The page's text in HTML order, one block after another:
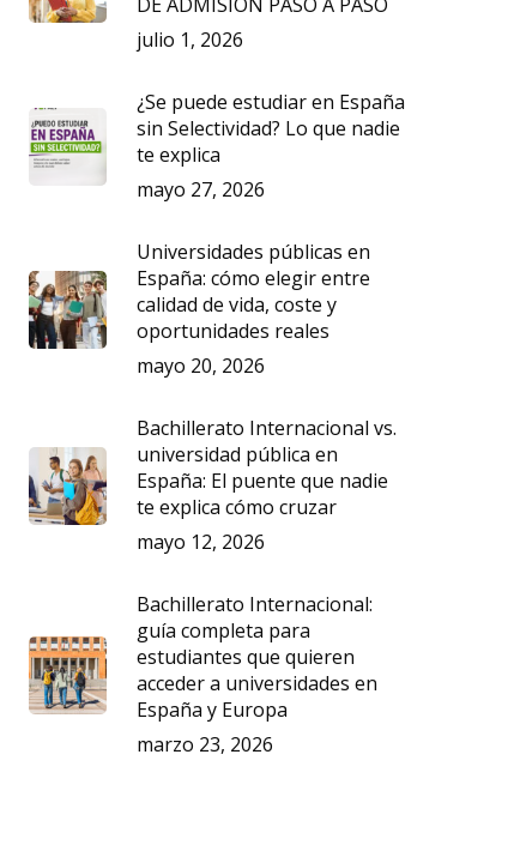
julio 1, 2026
¿Se puede estudiar en España
sin Selectividad? Lo que nadie
te explica
mayo 27, 2026
Universidades públicas en
España: cómo elegir entre
calidad de vida, coste y
oportunidades reales
mayo 20, 2026
Bachillerato Internacional vs.
universidad pública en
España: El puente que nadie
te explica cómo cruzar
mayo 12, 2026
Bachillerato Internacional:
guía completa para
estudiantes que quieren
acceder a universidades en
España y Europa
marzo 23, 2026